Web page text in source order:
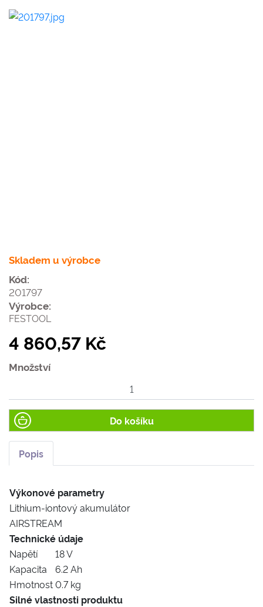
Skladem u výrobce
Kód:
201797
Výrobce:
FESTOOL
4 860,57 Kč
Množství
Do košíku
Popis
Výkonové parametry
Lithium-iontový akumulátor
AIRSTREAM
Technické údaje
Napětí
18 V
Kapacita
6.2 Ah
Hmotnost0.7 kg
Silné vlastnosti produktu